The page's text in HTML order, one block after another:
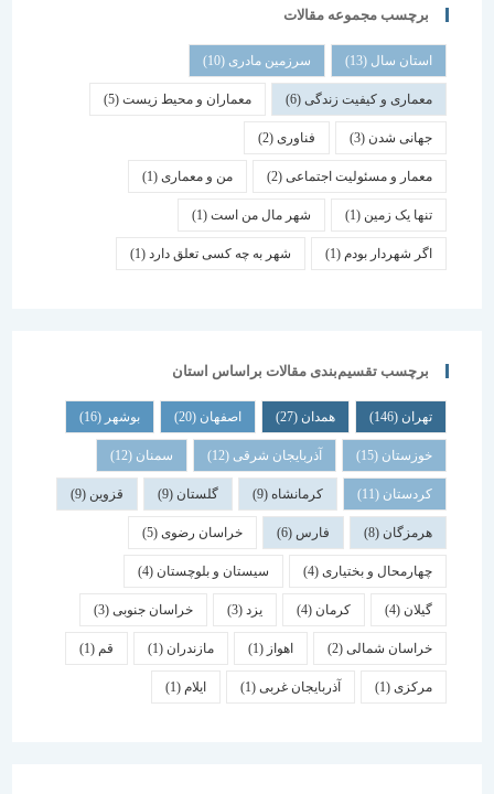
برچسب مجموعه مقالات
استان سال(13) سرزمین مادری(10)
معماری و کیفیت زندگی(6) معماران و محیط زیست(5)
جهانی شدن(3) فناوری (2)
معمار و مسئولیت اجتماعی (2) من و معماری (1)
تنها یک زمین(1) شهر مال من است(1)
اگر شهردار بودم (1) شهر به چه کسی تعلق دارد(1)
برچسب تقسیم‌بندی مقالات براساس استان
همدان اصفهان (20) بوشهر
خوزستان(15) آذربایجان شرقی(12) سمنان (12)
کردستان(11) کرمانشاه(9) گلستان (9) قزوین
هرمزگان(8) فارس خراسان رضوی(5)
چهارمحال و بختیاری (4) سیستان و بلوچستان(4)
کرمان یزد خراسان جنوبی(3)
خراسان شمالی(2) اهواز مازندران(1) قم
(1) آذربایجان غربی(1) ایلام